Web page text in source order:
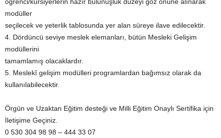
modüller
seçilecek ve yeterlik tablosunda yer alan süreye ilave edilecektir.
4. Dördüncü seviye meslek elemanları, bütün Mesleki Gelişim
modüllerini
tamamlamış olacaklardır.
5. Meslekî gelişim modülleri programlardan bağımsız olarak da
kullanılabilecektir.
Örgün ve Uzaktan Eğitim desteği ve Milli Eğitim Onaylı Sertifika için
İletişime Geçiniz.
0 530 304 98 98 – 444 33 07